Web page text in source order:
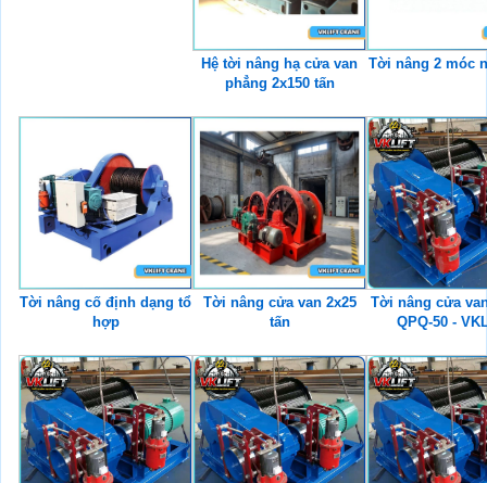
Hệ tời nâng hạ cửa van
phẳng 2x150 tấn
Tời nâng 2 móc
Tời nâng cố định dạng tổ
hợp
Tời nâng cửa van 2x25
tấn
Tời nâng cửa
QPQ-50 -